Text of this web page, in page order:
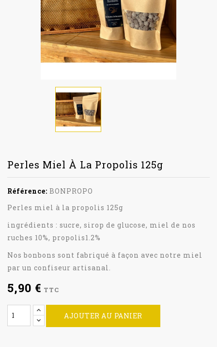
Perles Miel À La Propolis 125g
Référence: BONPROPO
Perles miel à la propolis 125g
ingrédients : sucre, sirop de glucose, miel de nos
ruches 10%, propolis1.2%
Nos bonbons sont fabriqué à façon avec notre miel
par un confiseur artisanal.
5,90 € TTC
AJOUTER AU PANIER